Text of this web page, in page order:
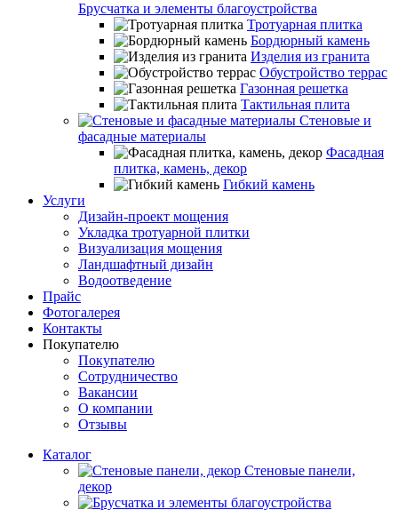
Брусчатка и элементы благоустройства
Тротуарная плитка
Бордюрный камень
Изделия из гранита
Обустройство террас
Газонная решетка
Тактильная плита
Стеновые и
фасадные материалы
Фасадная
плитка, камень, декор
Гибкий камень
Услуги
Дизайн-проект мощения
Укладка тротуарной плитки
Визуализация мощения
Ландшафтный дизайн
Водоотведение
Прайс
Фотогалерея
Контакты
Покупателю
Покупателю
Сотрудничество
Вакансии
О компании
Отзывы
Каталог
Стеновые панели,
декор